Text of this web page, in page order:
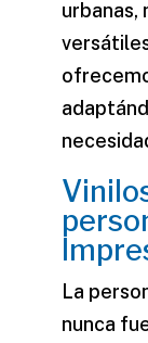
urbanas,
La
nunca